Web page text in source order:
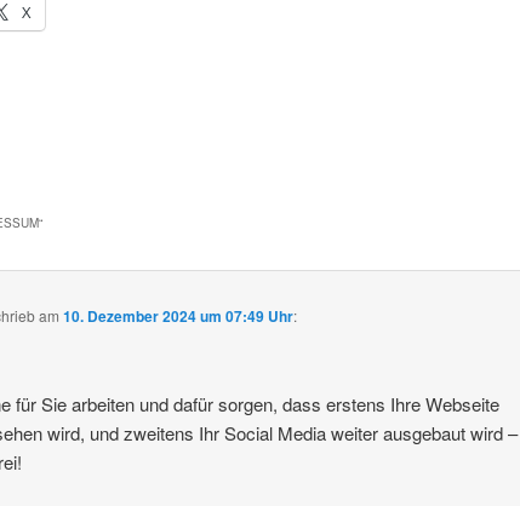
X
“
am10. Dezember 2024 um 07:49 Uhr:
für Sie arbeiten und dafür sorgen, dass erstens Ihre Webseite
wird, und zweitens Ihr Social Media weiter ausgebaut wird –